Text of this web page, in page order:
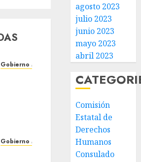
Gobierno Matamoros
limpieza
Gobierno Matamoros
agosto 2023
julio 2023
junio 2023
mayo 2023
abril 2023
Comisión
Estatal de
Derechos
Humanos
Consulado